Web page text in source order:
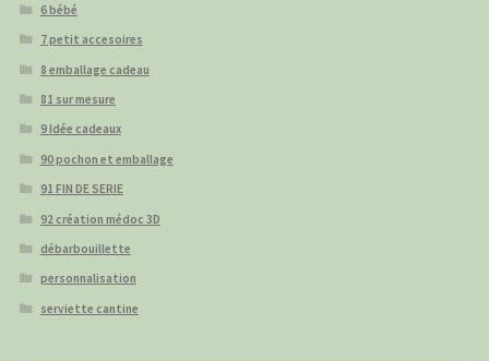
6 bébé
7 petit accesoires
8 emballage cadeau
81 sur mesure
9 Idée cadeaux
90 pochon et emballage
91 FIN DE SERIE
92 création médoc 3D
débarbouillette
personnalisation
serviette cantine